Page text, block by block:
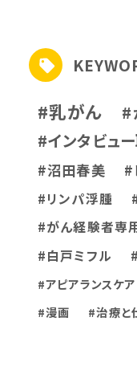
#乳がん #
#インタビュ
#沼田春美
#
#リンパ浮腫
#がん経験者専
#白戸ミフル
#アピアランスケア
#漫画
#治療と